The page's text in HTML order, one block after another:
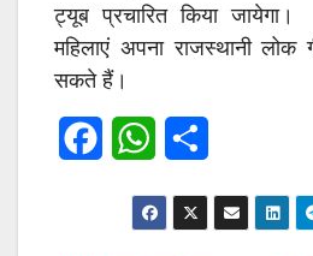
ट्यूब प्रचारित किया
महिलाएं अपना राजस्थानी लोक
सकते हैं।
W
a a